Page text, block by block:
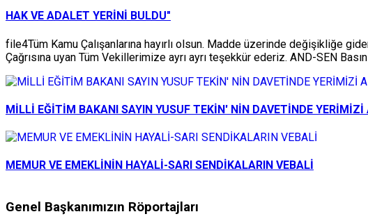
HAK VE ADALET YERİNİ BULDU"
file4Tüm Kamu Çalışanlarına hayırlı olsun. Madde üzerinde değişikliğe
Çağrısına uyan Tüm Vekillerimize ayrı ayrı teşekkür ederiz. AND-SEN Basın
MİLLİ EĞİTİM BAKANI SAYIN YUSUF TEKİN' NİN DAVETİNDE YERİMİZİ
MEMUR VE EMEKLİNİN HAYALİ-SARI SENDİKALARIN VEBALİ
Genel Başkanımızın Röportajları